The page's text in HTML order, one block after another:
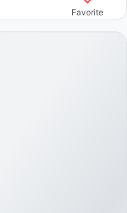
Favorite